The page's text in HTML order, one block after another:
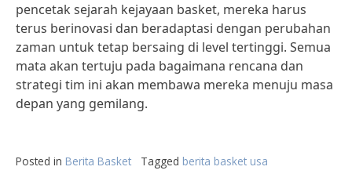
pencetak sejarah kejayaan basket, mereka harus
terus berinovasi dan beradaptasi dengan perubahan
zaman untuk tetap bersaing di level tertinggi. Semua
mata akan tertuju pada bagaimana rencana dan
strategi tim ini akan membawa mereka menuju masa
depan yang gemilang.
Posted in Berita Basket Tagged berita basket usa